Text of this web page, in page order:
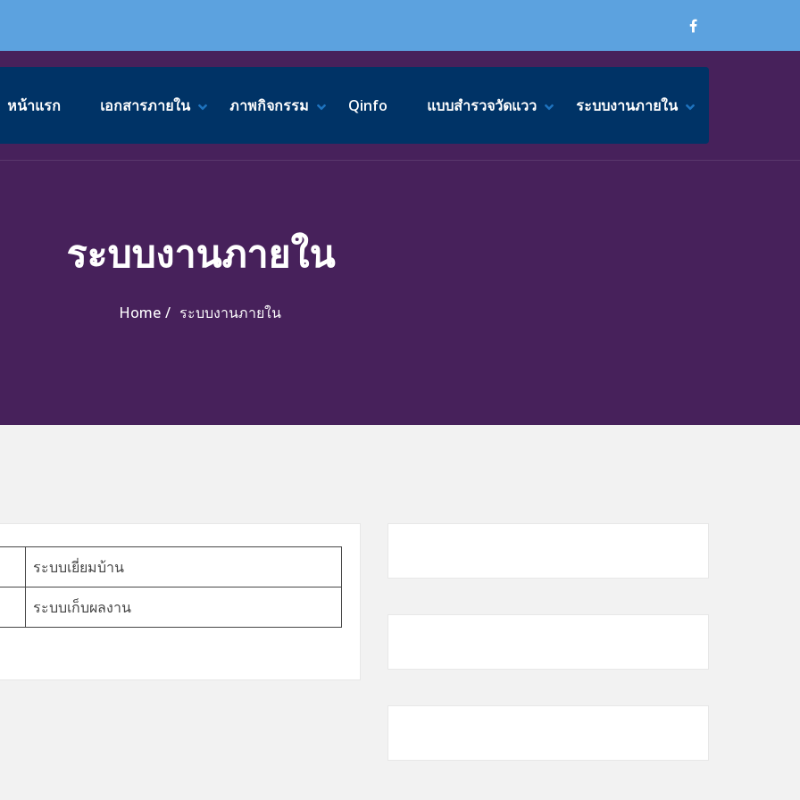
หน้าแรก
เอกสารภายใน SHOW เอกสารภายใน SUBMENU
HIDE เอกสารภายใน SUBMENU
ภาพกิจกรรม SHOW ภาพกิจกรรม SUBMENU
HIDE ภาพกิจกรรม SUBMENU
Qinfo แบบสำรวจวัดแวว SHOW แบบสำรวจวัดแวว SUBMENU
HIDE แบบสำรวจวัดแวว SUBMENU
ระบบงานภายใน SHOW ระบบงา
HIDE ระบบงาน
ระบบงานภายใน
Home ระบบงานภายใน
ระบบเยี่ยมบ้าน
ระบบเก็บผลงาน